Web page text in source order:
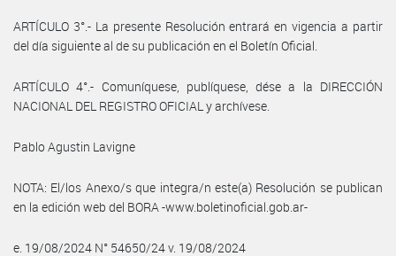
ARTÍCULO 3°.- La presente Resolución entrará en vigencia a partir
del día siguiente al de su publicación en el Boletín Oficial.
ARTÍCULO 4°.- Comuníquese, publíquese, dése a la DIRECCIÓN
NACIONAL DEL REGISTRO OFICIAL y archívese.
Pablo Agustin Lavigne
NOTA: El/los Anexo/s que integra/n este(a) Resolución se publican
en la edición web del BORA -www.boletinoficial.gob.ar-
e. 19/08/2024 N° 54650/24 v. 19/08/2024